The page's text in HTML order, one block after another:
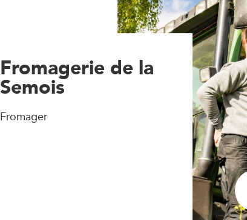
Fromagerie de la
Semois
Fromager